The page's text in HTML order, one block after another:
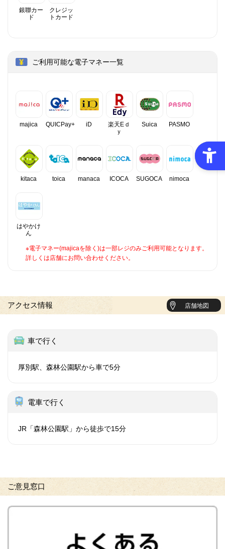
銀聯カー
ド
クレジッ
トカード
ご利用可能な電子マネー一覧
majica QUICPay+ iD
楽天Eｄ
ｙ
Suica PASMO
kitaca toica manaca ICOCA SUGOCA nimoca
はやかけ
ん
※電子マネー(majicaを除く)は一部レジのみご利用可能となります。
詳しくは店舗にお問い合わせください。
アクセス情報 店舗地図
車で行く
厚別駅、森林公園駅から車で5分
電車で行く
JR「森林公園駅」から徒歩で15分
ご意見窓口